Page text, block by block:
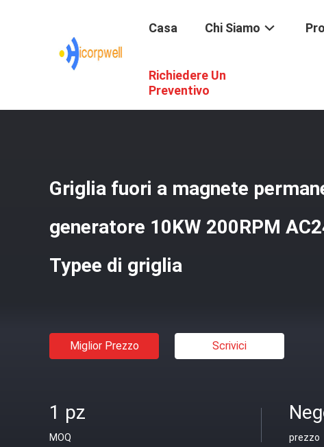
Casa Chi Siamo
Richiedere Un
Preventivo
Applicazione Astuta Di Potere
Griglia fuori a magnete
generatore 10KW 200RPM
Typee di griglia
Miglior Prezzo Scrivici
1 pz
MOQ prezzo